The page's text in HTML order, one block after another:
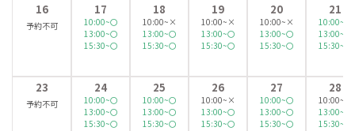
16
予約不可
17
10:00~〇
13:00~〇
15:30~〇
18
10:00~×
13:00~〇
15:30~〇
19
10:00~×
13:00~〇
15:30~〇
20
10:00~×
13:00~〇
15:30~〇
21
10:00~〇
13:00~〇
15:30~〇
23
予約不可
24
10:00~〇
13:00~〇
15:30~〇
25
10:00~〇
13:00~〇
15:30~〇
26
10:00~×
13:00~〇
15:30~〇
27
10:00~〇
13:00~〇
15:30~〇
28
10:00~×
13:00~〇
15:30~〇